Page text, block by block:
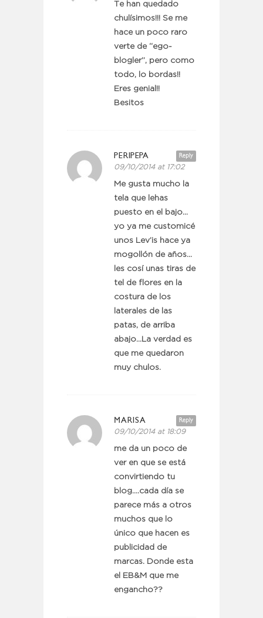
Te han quedado
chulísimos!!! Se me
hace un poco raro
verte de “ego-
blogler”, pero como
todo, lo bordas!!
Eres genial!!
Besitos
Reply
PERIPEPA
09/10/2014 at 17:02
Me gusta mucho la
tela que lehas
puesto en el bajo…
yo ya me customicé
unos Lev’is hace ya
mogollón de años…
les cosí unas tiras de
tel de flores en la
costura de los
laterales de las
patas, de arriba
abajo…La verdad es
que me quedaron
muy chulos.
Reply
MARISA
09/10/2014 at 18:09
me da un poco de
ver en que se está
convirtiendo tu
blog….cada día se
parece más a otros
muchos que lo
único que hacen es
publicidad de
marcas. Donde esta
el EB&M que me
engancho??